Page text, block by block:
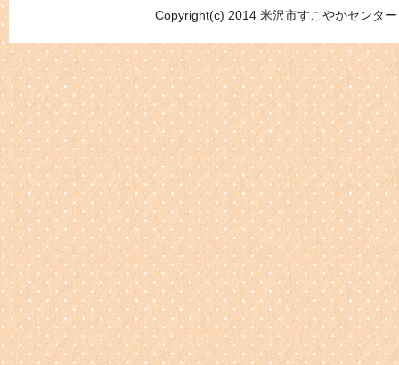
Copyright(c) 2014 米沢市すこやかセンタ